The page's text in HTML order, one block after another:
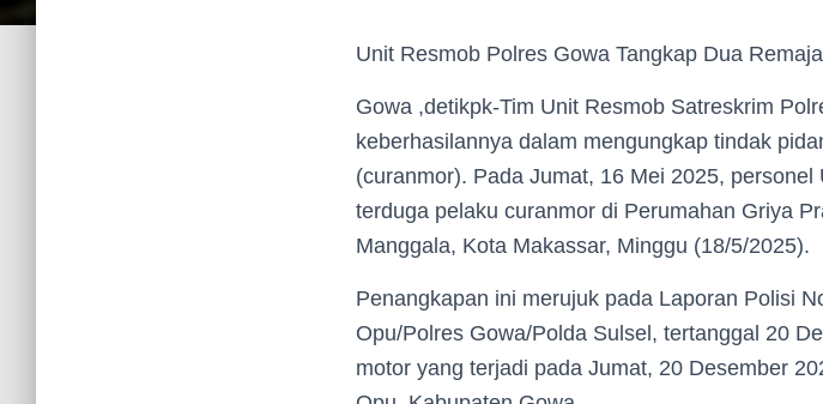
Unit Resmob Polres Gowa Tangkap Dua
Gowa ,detikpk-Tim Unit Resmob Satreskrim
keberhasilannya dalam mengungkap tindak
(curanmor). Pada Jumat, 16 Mei 2025,
terduga pelaku curanmor di Perumahan Griya
Manggala, Kota Makassar, Minggu (18/5/2025).
Penangkapan ini merujuk pada Laporan Polisi
Opu/Polres Gowa/Polda Sulsel, tertanggal 20
motor yang terjadi pada Jumat, 20 Desember